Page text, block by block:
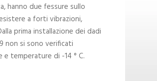
hanno due fessure sullo
a forti vibrazioni,
prima installazione dei dadi
non si sono verificati
e temperature di -14 ° C.